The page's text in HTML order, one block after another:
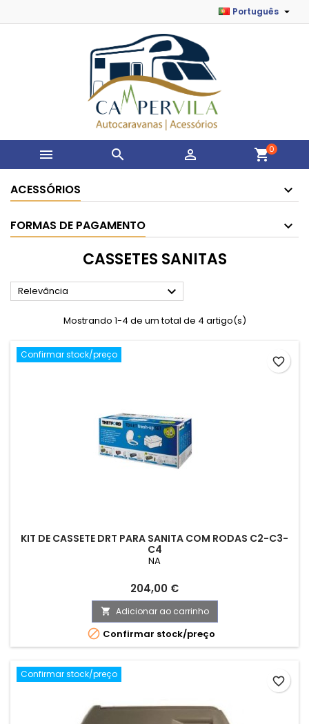
Português 
   shopping_cart0
ACESSÓRIOS
FORMAS DE PAGAMENTO
CASSETES SANITAS
Relevância 
Mostrando 1-4 de um total de 4 artigo(s)
Confirmar stock/preço
KIT DE CASSETE DRT PARA SANITA COM RODAS C2-C3-
C4
NA
Preço
204,00 €
 Adicionar ao carrinho
 Confirmar stock/preço
favorite_border
Confirmar stock/preço
favorite_border